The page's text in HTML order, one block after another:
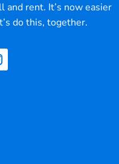
and rent. It’s now easier
do this, together.